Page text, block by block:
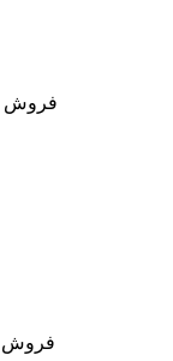
فروش مغازه 11 متر زیربنا
فروش مغازه 110 متر